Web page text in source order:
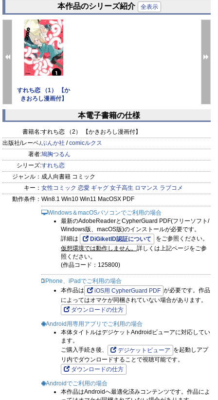
本作品のシリーズ紹介 全表示
すれち恋 （1） 【か
きおろし漫画付】
prev next
本電子書籍の仕様
書籍名:すれち恋 （2） 【かきおろし漫画付】
出版社/レーベル:ぶんか社 /comicルクス
著者:鳩胸つるん
シリーズ:すれち恋
ジャンル： 成人向書籍 コミック
キー： 女性コミック 恋愛 ギャグ 女子高生 ロマンス ラブコメ
動作条件： Win8.1 Win10 Win11 MacOSX PDF
Windows＆macOSパソコンでご利用の場合
最新のAdobeReaderとCypherGuard PDF(フリーソフト/
Windows版、macOS版)のインストールが必要です。
詳細は
DiGiketID認証について
をご参照ください。
仮想環境では動作しません。 詳しくは上記ページをご参
照ください。
(作品コード：125800)
iPhone、iPadでご利用の場合
本作品は
iOS用 CypherGuard PDF が必要です。作品
によってはオマケが同梱されていない場合があります。
ダウンロードの仕方
Android用専用アプリでご利用の場合
本体タイトルはデジケットAndroidビューアに対応してい
ます。
ご購入手続き後、
デジケットビューア を起動しアプ
リ内でダウンロードすることで視聴可能です。
ダウンロードの仕方
Androidでご利用の場合
本作品はAndroidへ最適化済みコンテンツです。作品によ